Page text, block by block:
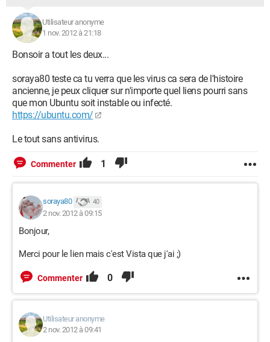
Utilisateur anonyme
1 nov. 2012 à 21:18
Bonsoir a tout les deux...
soraya80 teste ca tu verra que les virus ca sera de l'histoire
ancienne, je peux cliquer sur n'importe quel liens pourri sans
que mon Ubuntu soit instable ou infecté.
https://ubuntu.com/
Le tout sans antivirus.
Commenter 1
soraya80 40
2 nov. 2012 à 09:15
Bonjour,
Merci pour le lien mais c'est Vista que j'ai ;)
Commenter 0
Utilisateur anonyme
2 nov. 2012 à 09:41